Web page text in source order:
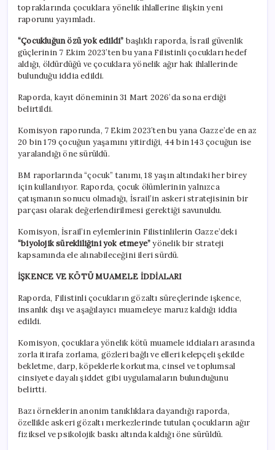
edildi’
topraklarında çocuklara yönelik ihlallerine ilişkin yeni
raporunu yayımladı.
“Çocukluğun özü yok edildi” başlıklı raporda, İsrail güvenlik
güçlerinin 7 Ekim 2023’ten bu yana Filistinli çocukları hedef
aldığı, öldürdüğü ve çocuklara yönelik ağır hak ihlallerinde
bulunduğu iddia edildi.
Raporda, kayıt döneminin 31 Mart 2026’da sona erdiği
belirtildi.
Komisyon raporunda, 7 Ekim 2023’ten bu yana Gazze’de en az
20 bin 179 çocuğun yaşamını yitirdiği, 44 bin 143 çocuğun ise
yaralandığı öne sürüldü.
BM raporlarında “çocuk” tanımı, 18 yaşın altındaki her birey
için kullanılıyor. Raporda, çocuk ölümlerinin yalnızca
çatışmanın sonucu olmadığı, İsrail’in askeri stratejisinin bir
parçası olarak değerlendirilmesi gerektiği savunuldu.
Komisyon, İsrail’in eylemlerinin Filistinlilerin Gazze’deki
“biyolojik sürekliliğini yok etmeye”yönelik bir strateji
kapsamında ele alınabileceğini ileri sürdü.
İŞKENCE VE KÖTÜ MUAMELE İDDİALARI
Raporda, Filistinli çocukların gözaltı süreçlerinde işkence,
insanlık dışı ve aşağılayıcı muameleye maruz kaldığı iddia
edildi.
Komisyon, çocuklara yönelik kötü muamele iddiaları arasında
zorla itirafa zorlama, gözleri bağlı ve elleri kelepçeli şekilde
bekletme, darp, köpeklerle korkutma, cinsel ve toplumsal
cinsiyete dayalı şiddet gibi uygulamaların bulunduğunu
belirtti.
Bazı örneklerin anonim tanıklıklara dayandığı raporda,
özellikle askeri gözaltı merkezlerinde tutulan çocukların ağır
fiziksel ve psikolojik baskı altında kaldığı öne sürüldü.